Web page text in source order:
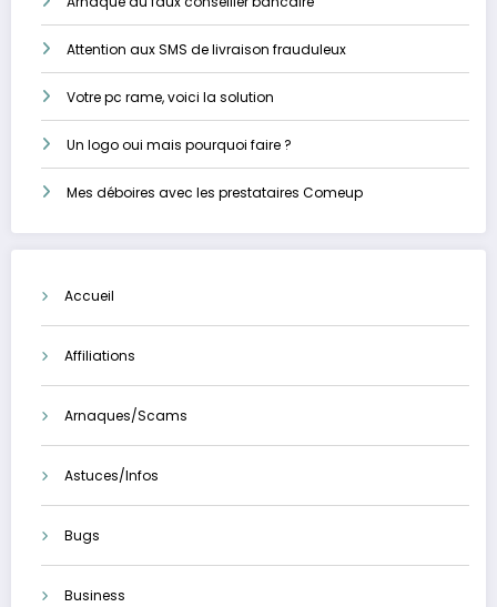
Attention aux SMS de livraison frauduleux
Votre pc rame, voici la solution
Un logo oui mais pourquoi faire ?
Mes déboires avec les prestataires Comeup
Accueil
Affiliations
Arnaques/Scams
Astuces/Infos
Bugs
Business